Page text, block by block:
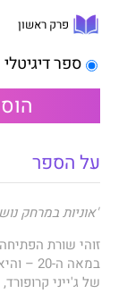
פרק ראשון
ספר דיגיטלי
על הספר
"אוניות במרחק
זוהי שורת
במאה
של ג'ייני